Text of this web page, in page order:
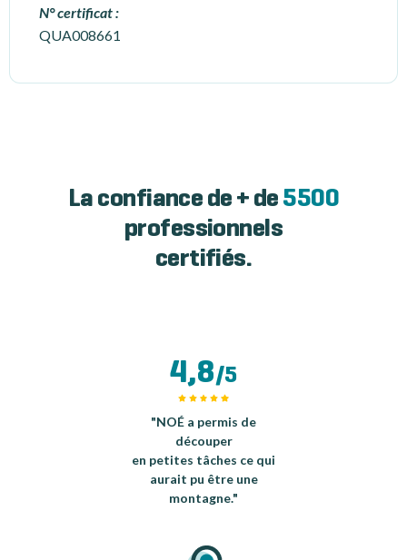
N° certificat :
QUA008661
La confiance de + de 5500
professionnels
certifiés.
4,8/5
"NOÉ a permis de
découper
en petites tâches ce qui
aurait pu être une
montagne."